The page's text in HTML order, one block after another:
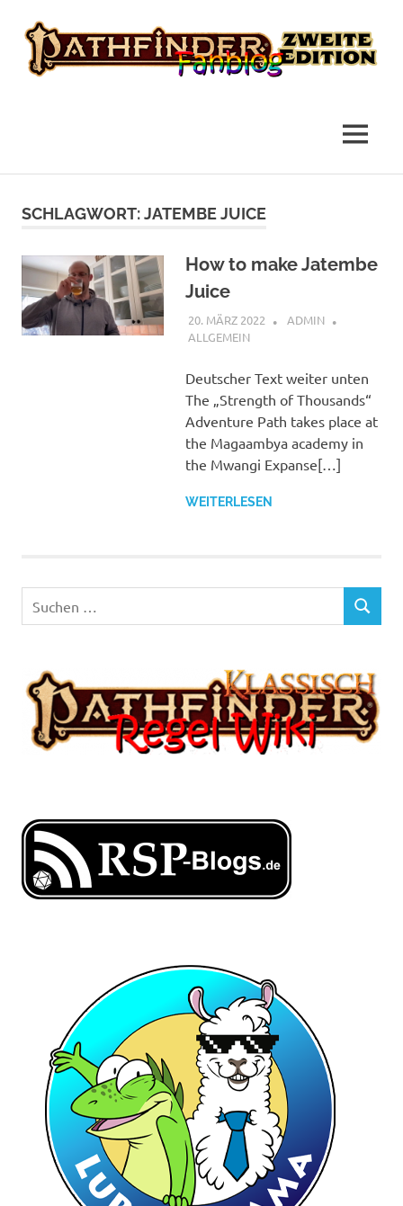
Inhalt
MENÜ
SCHLAGWORT:JATEMBE JUICE
How to make Jatembe
Juice
20. MÄRZ 2022
ADMIN
ALLGEMEIN
Deutscher Text weiter unten
The „Strength of Thousands“
Adventure Path takes place at
the Magaambya academy in
the Mwangi Expanse[…]
WEITERLESEN
nach:
SUCHEN